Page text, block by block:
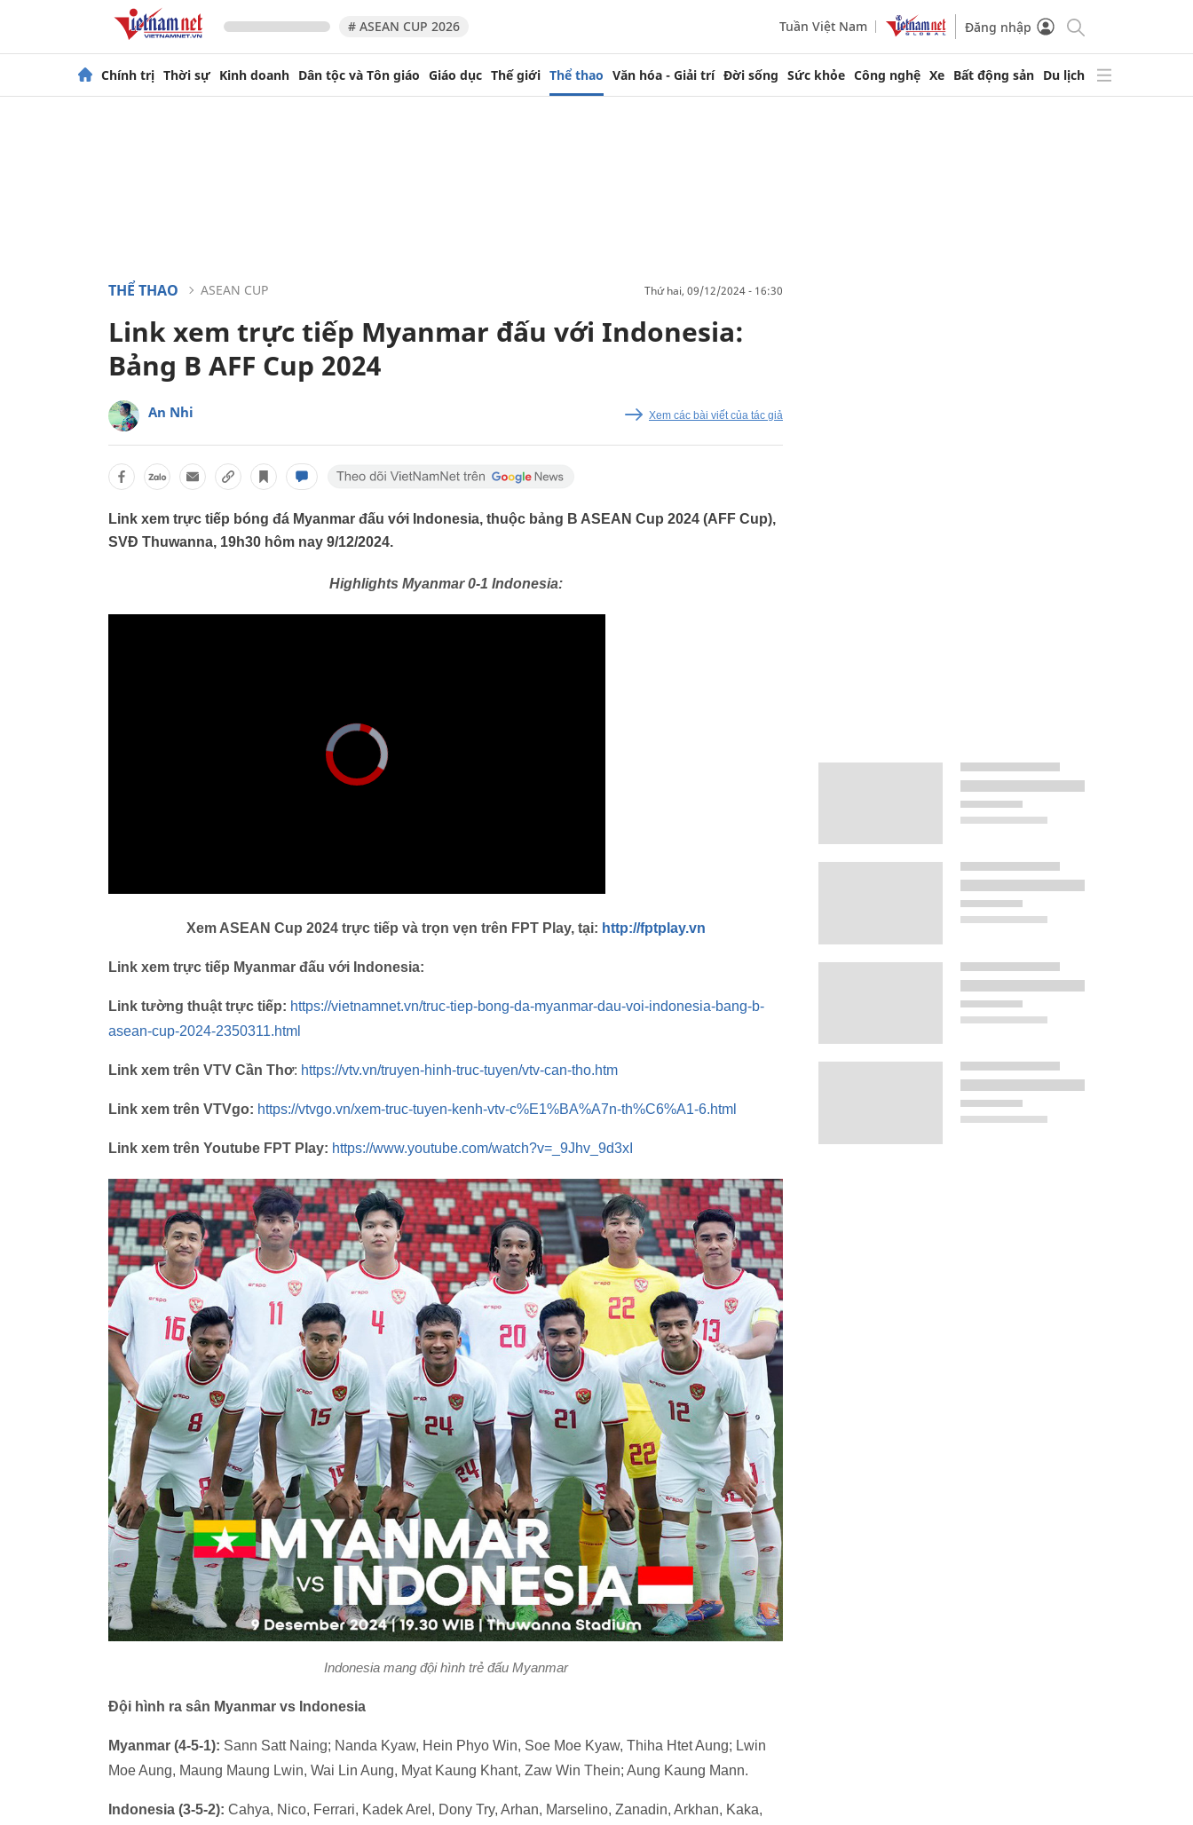
# ASEAN CUP 2026 Tuần Việt Nam Đăng nhập
Chính trị Thời sự Kinh doanh Dân tộc và Tôn giáo Giáo dục Thế giới Thể thao Văn hóa - Giải trí Đời sống Sức khỏe Công nghệ Xe Bất động sản Du lịch
THỂ THAO ASEAN CUP thứ hai, 09/12/2024 - 16:30
Link xem trực tiếp Myanmar đấu với Indonesia:
Bảng B AFF Cup 2024
An Nhi Xem các bài viết của tác giả
Link xem trực tiếp bóng đá Myanmar đấu với Indonesia, thuộc bảng B ASEAN Cup 2024 (AFF Cup),
SVĐ Thuwanna, 19h30 hôm nay 9/12/2024.
Highlights Myanmar 0-1 Indonesia:
Xem ASEAN Cup 2024 trực tiếp và trọn vẹn trên FPT Play, tại: http://fptplay.vn
Link xem trực tiếp Myanmar đấu với Indonesia:
Link tường thuật trực tiếp: https://vietnamnet.vn/truc-tiep-bong-da-myanmar-dau-voi-indonesia-bang-b-
asean-cup-2024-2350311.html
Link xem trên VTV Cần Thơ: https://vtv.vn/truyen-hinh-truc-tuyen/vtv-can-tho.htm
Link xem trên VTVgo: https://vtvgo.vn/xem-truc-tuyen-kenh-vtv-c%E1%BA%A7n-th%C6%A1-6.html
Link xem trên Youtube FPT Play: https://www.youtube.com/watch?v=_9Jhv_9d3xI
Indonesia mang đội hình trẻ đấu Myanmar
Đội hình ra sân Myanmar vs Indonesia
Myanmar (4-5-1): Sann Satt Naing; Nanda Kyaw, Hein Phyo Win, Soe Moe Kyaw, Thiha Htet Aung; Lwin
Moe Aung, Maung Maung Lwin, Wai Lin Aung, Myat Kaung Khant, Zaw Win Thein; Aung Kaung Mann.
Indonesia (3-5-2): Cahya, Nico, Ferrari, Kadek Arel, Dony Try, Arhan, Marselino, Zanadin, Arkhan, Kaka,